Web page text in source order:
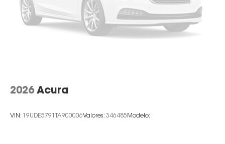
2026 Acura
VIN: 19UDE5791TA900006Valores: 346485 Modelo: